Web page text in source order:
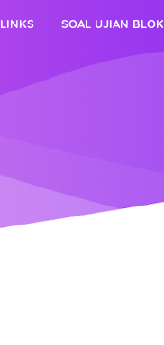
LINKS SOAL UJIAN BLOK